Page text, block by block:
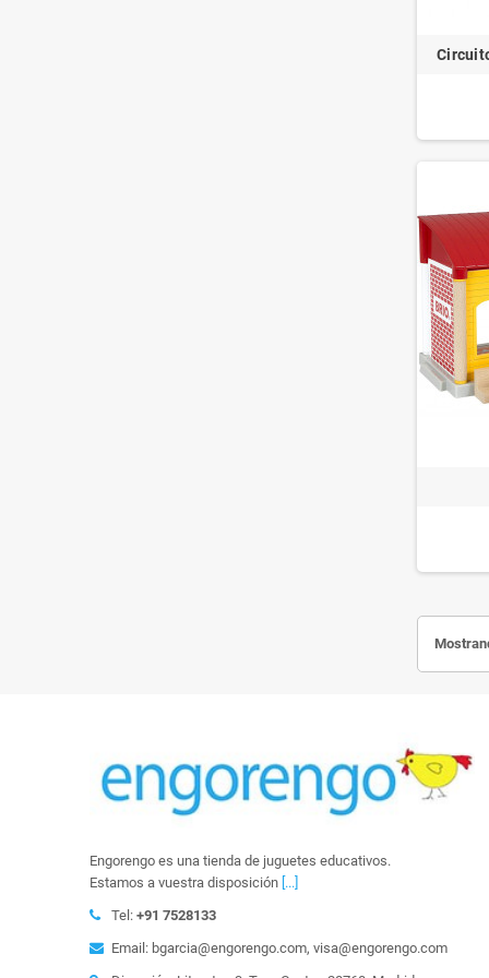
Engorengo es una tienda de juguetes educativos.
Estamos a vuestra disposición [...]
Tel: +91 7528133
Email: bgarcia@engorengo.com, visa@engorengo.com